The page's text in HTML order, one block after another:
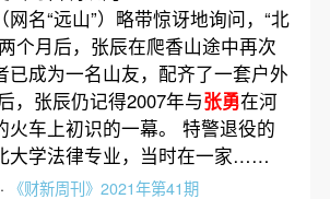
（网名“远山”）略带惊讶地询问，“北
个月后，张辰在爬香山途中再次
已成为一名山友，配齐了一套户外
，张辰仍记得2007年与张勇在河
火车上初识的一幕。 特警退役的
大学法律专业，当时在一家……
《财新周刊》2021年第41期